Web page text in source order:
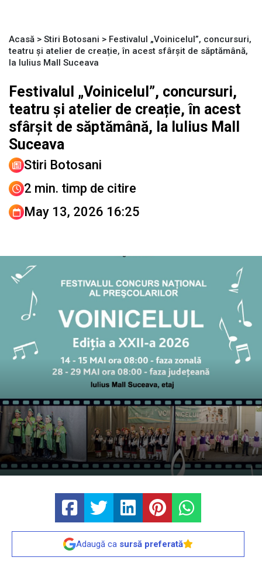
Acasă > Stiri Botosani > Festivalul „Voinicelul”, concursuri,
teatru și atelier de creație, în acest sfârșit de săptămână,
la Iulius Mall Suceava
Festivalul „Voinicelul”, concursuri,
teatru și atelier de creație, în acest
sfârșit de săptămână, la Iulius Mall
Suceava
Stiri Botosani
2 min. timp de citire
May 13, 2026 16:25
Adaugă ca sursă preferată